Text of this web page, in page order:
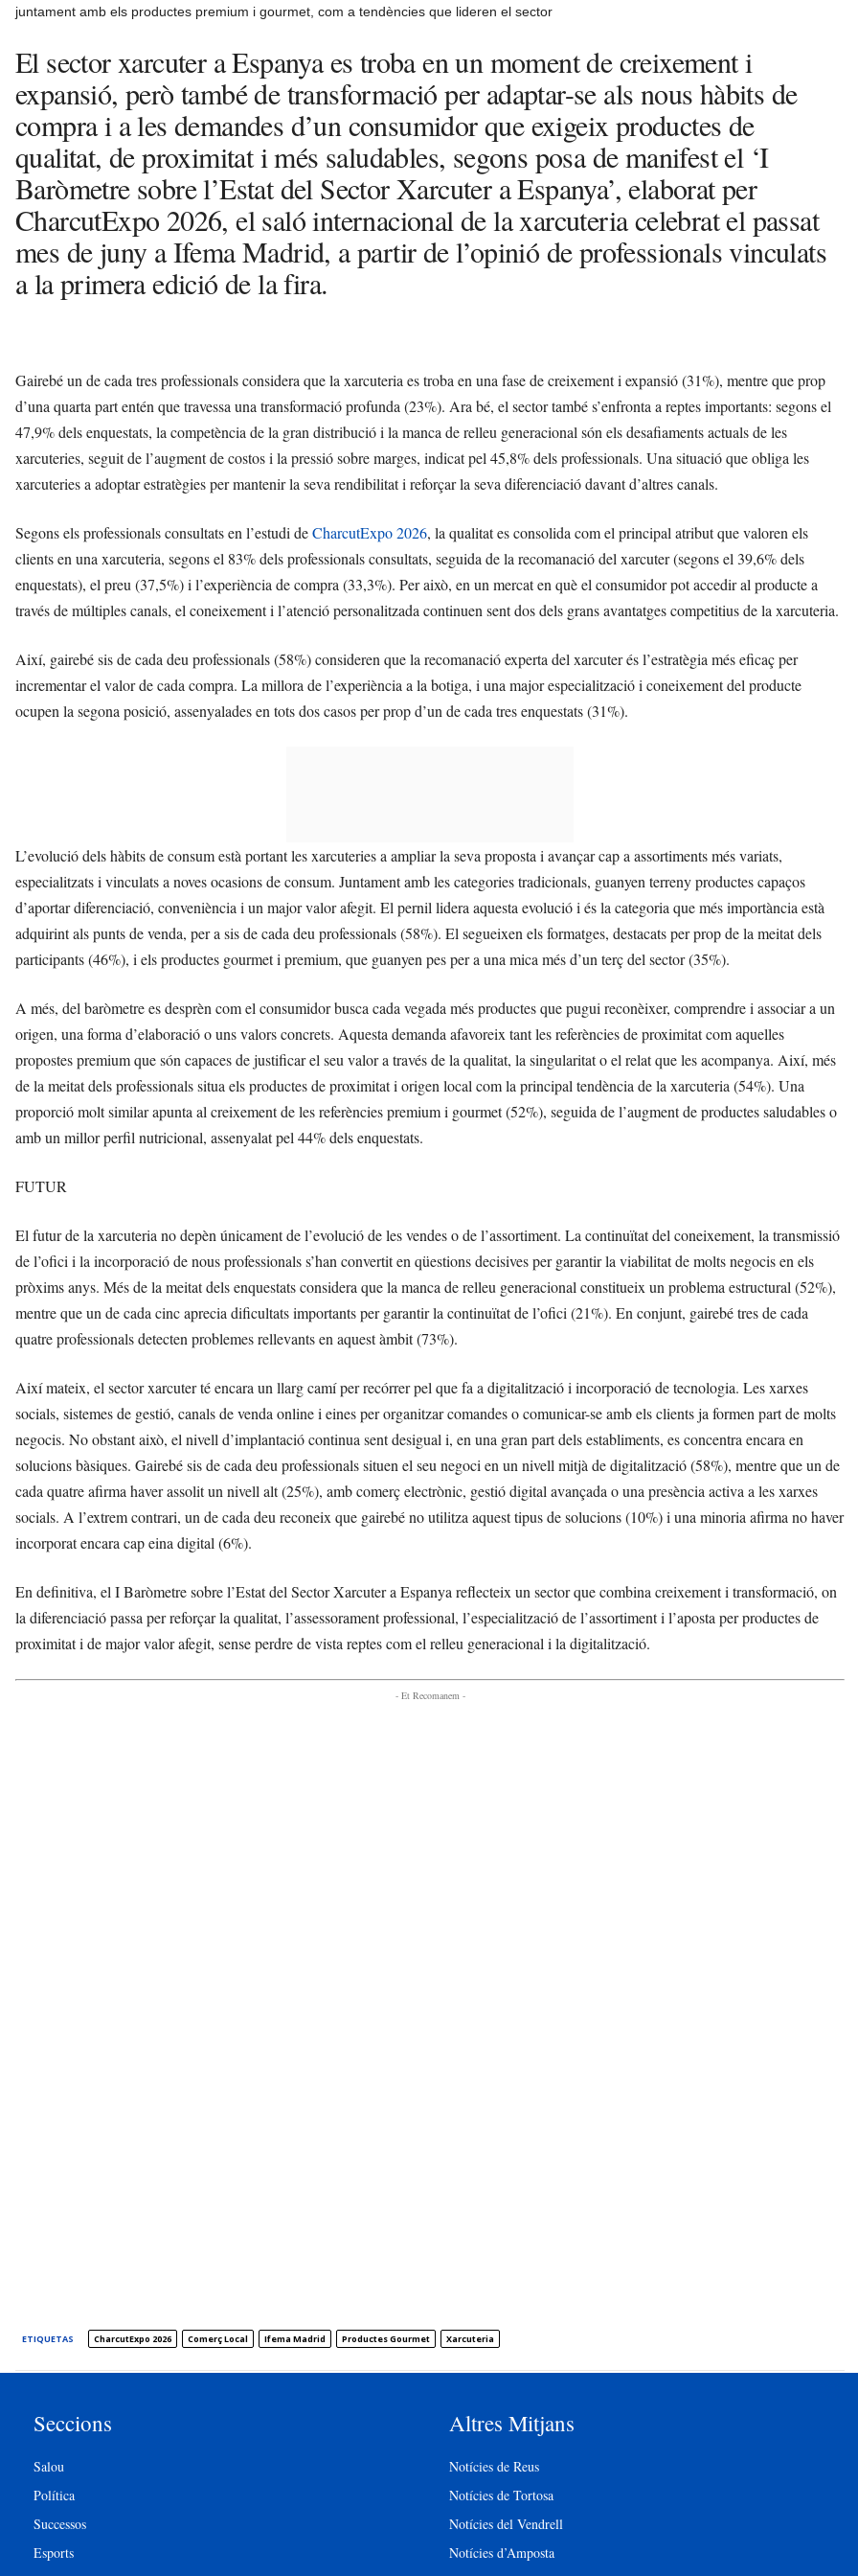
juntament amb els productes premium i gourmet, com a tendències que lideren el sector
El sector xarcuter a Espanya es troba en un moment de creixement i
expansió, però també de transformació per adaptar-se als nous hàbits de
compra i a les demandes d’un consumidor que exigeix productes de
qualitat, de proximitat i més saludables, segons posa de manifest el ‘I
Baròmetre sobre l’Estat del Sector Xarcuter a Espanya’, elaborat per
CharcutExpo 2026, el saló internacional de la xarcuteria celebrat el passat
mes de juny a Ifema Madrid, a partir de l’opinió de professionals vinculats
a la primera edició de la fira.
Gairebé un de cada tres professionals considera que la xarcuteria es troba en una fase de creixement i expansió (31%), mentre que prop
d’una quarta part entén que travessa una transformació profunda (23%). Ara bé, el sector també s’enfronta a reptes importants: segons el
47,9% dels enquestats, la competència de la gran distribució i la manca de relleu generacional són els desafiaments actuals de les
xarcuteries, seguit de l’augment de costos i la pressió sobre marges, indicat pel 45,8% dels professionals. Una situació que obliga les
xarcuteries a adoptar estratègies per mantenir la seva rendibilitat i reforçar la seva diferenciació davant d’altres canals.
Segons els professionals consultats en l’estudi deCharcutExpo 2026, la qualitat es consolida com el principal atribut que valoren els
clients en una xarcuteria, segons el 83% dels professionals consultats, seguida de la recomanació del xarcuter (segons el 39,6% dels
enquestats), el preu (37,5%) i l’experiència de compra (33,3%). Per això, en un mercat en què el consumidor pot accedir al producte a
través de múltiples canals, el coneixement i l’atenció personalitzada continuen sent dos dels grans avantatges competitius de la xarcuteria.
Així, gairebé sis de cada deu professionals (58%) consideren que la recomanació experta del xarcuter és l’estratègia més eficaç per
incrementar el valor de cada compra. La millora de l’experiència a la botiga, i una major especialització i coneixement del producte
ocupen la segona posició, assenyalades en tots dos casos per prop d’un de cada tres enquestats (31%).
L’evolució dels hàbits de consum està portant les xarcuteries a ampliar la seva proposta i avançar cap a assortiments més variats,
especialitzats i vinculats a noves ocasions de consum. Juntament amb les categories tradicionals, guanyen terreny productes capaços
d’aportar diferenciació, conveniència i un major valor afegit. El pernil lidera aquesta evolució i és la categoria que més importància està
adquirint als punts de venda, per a sis de cada deu professionals (58%). El segueixen els formatges, destacats per prop de la meitat dels
participants (46%), i els productes gourmet i premium, que guanyen pes per a una mica més d’un terç del sector (35%).
A més, del baròmetre es desprèn com el consumidor busca cada vegada més productes que pugui reconèixer, comprendre i associar a un
origen, una forma d’elaboració o uns valors concrets. Aquesta demanda afavoreix tant les referències de proximitat com aquelles
propostes premium que són capaces de justificar el seu valor a través de la qualitat, la singularitat o el relat que les acompanya. Així, més
de la meitat dels professionals situa els productes de proximitat i origen local com la principal tendència de la xarcuteria (54%). Una
proporció molt similar apunta al creixement de les referències premium i gourmet (52%), seguida de l’augment de productes saludables o
amb un millor perfil nutricional, assenyalat pel 44% dels enquestats.
FUTUR
El futur de la xarcuteria no depèn únicament de l’evolució de les vendes o de l’assortiment. La continuïtat del coneixement, la transmissió
de l’ofici i la incorporació de nous professionals s’han convertit en qüestions decisives per garantir la viabilitat de molts negocis en els
pròxims anys. Més de la meitat dels enquestats considera que la manca de relleu generacional constitueix un problema estructural (52%),
mentre que un de cada cinc aprecia dificultats importants per garantir la continuïtat de l’ofici (21%). En conjunt, gairebé tres de cada
quatre professionals detecten problemes rellevants en aquest àmbit (73%).
Així mateix, el sector xarcuter té encara un llarg camí per recórrer pel que fa a digitalització i incorporació de tecnologia. Les xarxes
socials, sistemes de gestió, canals de venda online i eines per organitzar comandes o comunicar-se amb els clients ja formen part de molts
negocis. No obstant això, el nivell d’implantació continua sent desigual i, en una gran part dels establiments, es concentra encara en
solucions bàsiques. Gairebé sis de cada deu professionals situen el seu negoci en un nivell mitjà de digitalització (58%), mentre que un de
cada quatre afirma haver assolit un nivell alt (25%), amb comerç electrònic, gestió digital avançada o una presència activa a les xarxes
socials. A l’extrem contrari, un de cada deu reconeix que gairebé no utilitza aquest tipus de solucions (10%) i una minoria afirma no haver
incorporat encara cap eina digital (6%).
En definitiva, el I Baròmetre sobre l’Estat del Sector Xarcuter a Espanya reflecteix un sector que combina creixement i transformació, on
la diferenciació passa per reforçar la qualitat, l’assessorament professional, l’especialització de l’assortiment i l’aposta per productes de
proximitat i de major valor afegit, sense perdre de vista reptes com el relleu generacional i la digitalització.
- Et Recomanem -
ETIQUETAS CharcutExpo 2026 Comerç Local Ifema Madrid Productes Gourmet Xarcuteria
Seccions
Salou
Política
Successos
Esports
Altres Mitjans
Notícies de Reus
Notícies de Tortosa
Notícies del Vendrell
Notícies d’Amposta